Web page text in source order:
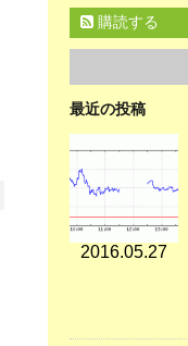
購読する
最近の投稿
2016.05.27